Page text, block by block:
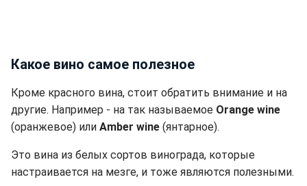
Какое вино самое полезное
Кроме красного вина, стоит обратить внимание и на
другие. Например - на так называемое Orange wine
(оранжевое) или Amber wine (янтарное).
Это вина из белых сортов винограда, которые
настраивается на мезге, и тоже являются полезными.